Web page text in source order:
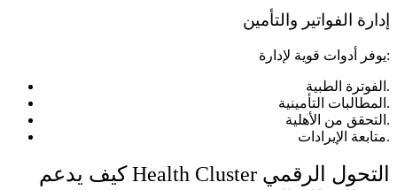
إدارة الفواتير والتأمين
يوفر أدوات قوية لإدارة:
الفوترة الطبية.
المطالبات التأمينية.
التحقق من الأهلية.
متابعة الإيرادات.
كيف يدعم Health Cluster التحول الرقمي